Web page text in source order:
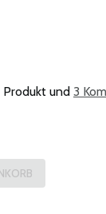
und 3